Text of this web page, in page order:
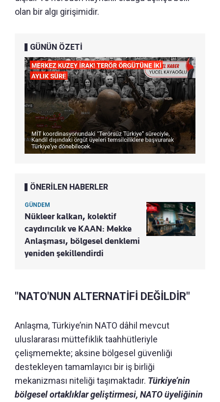
olan bir algı girişimidir.
GÜNÜN ÖZETİ
ÖNERİLEN HABERLER
GÜNDEM
Nükleer kalkan, kolektif
caydırıcılık ve KAAN: Mekke
Anlaşması, bölgesel denklemi
yeniden şekillendirdi
"NATO'NUN ALTERNATİFİ DEĞİLDİR"
Anlaşma, Türkiye’nin NATO dâhil mevcut
uluslararası müttefiklik taahhütleriyle
çelişmemekte; aksine bölgesel güvenliği
destekleyen tamamlayıcı bir iş birliği
mekanizması niteliği taşımaktadır. Türkiye’nin
bölgesel ortaklıklar geliştirmesi, NATO üyeliğinin